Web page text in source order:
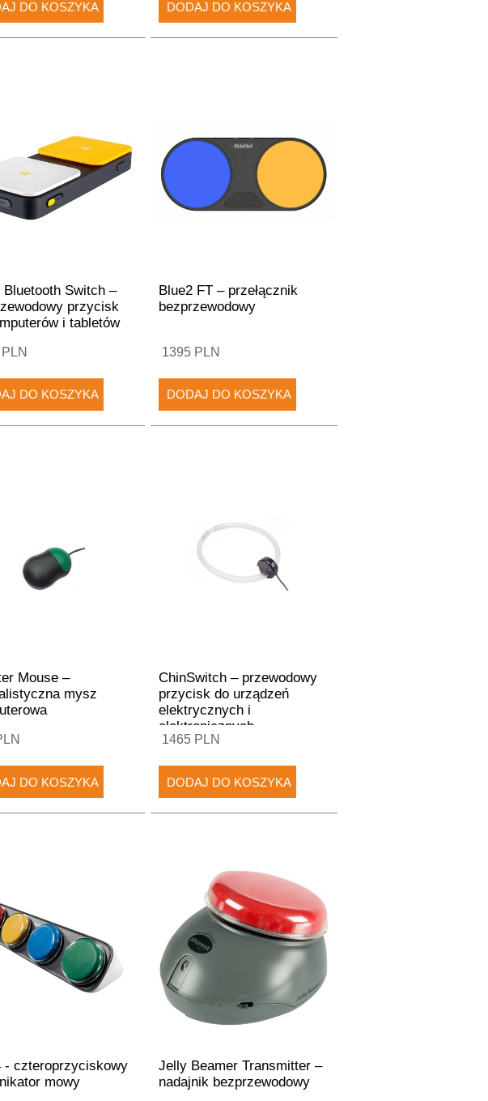
Bluetooth Switch –
przycisk
i tabletów
Blue2 FT – przełącznik
bezprzewodowy
1395 PLN
Mouse –
mysz
ChinSwitch – przewodowy
przycisk do urządzeń
elektrycznych i
elektronicznych
1465 PLN
- czteroprzyciskowy
mowy
Jelly Beamer Transmitter –
nadajnik bezprzewodowy